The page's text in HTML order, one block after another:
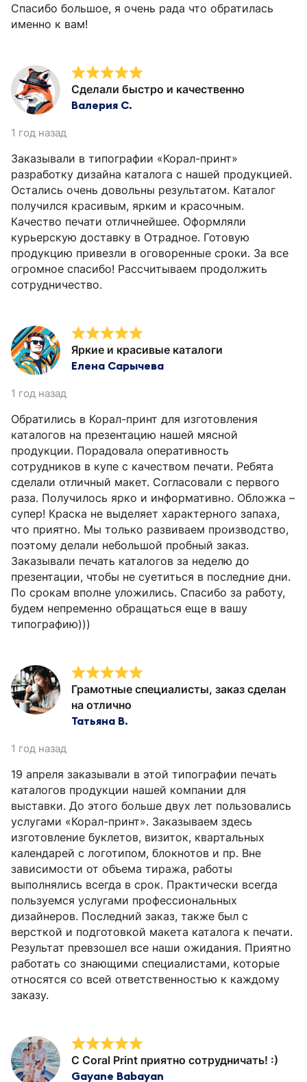
Спасибо большое, я очень рада что обратилась
именно к вам!
Сделали быстро и качественно
Валерия С.
1 год назад
Заказывали в типографии «Корал-принт»
разработку дизайна каталога с нашей продукцией.
Остались очень довольны результатом. Каталог
получился красивым, ярким и красочным.
Качество печати отличнейшее. Оформляли
курьерскую доставку в Отрадное. Готовую
продукцию привезли в оговоренные сроки. За все
огромное спасибо! Рассчитываем продолжить
сотрудничество.
Яркие и красивые каталоги
Елена Сарычева
1 год назад
Обратились в Корал-принт для изготовления
каталогов на презентацию нашей мясной
продукции. Порадовала оперативность
сотрудников в купе с качеством печати. Ребята
сделали отличный макет. Согласовали с первого
раза. Получилось ярко и информативно. Обложка –
супер! Краска не выделяет характерного запаха,
что приятно. Мы только развиваем производство,
поэтому делали небольшой пробный заказ.
Заказывали печать каталогов за неделю до
презентации, чтобы не суетиться в последние дни.
По срокам вполне уложились. Спасибо за работу,
будем непременно обращаться еще в вашу
типографию)))
Грамотные специалисты, заказ сделан
на отлично
Татьяна В.
1 год назад
19 апреля заказывали в этой типографии печать
каталогов продукции нашей компании для
выставки. До этого больше двух лет пользовались
услугами «Корал-принт». Заказываем здесь
изготовление буклетов, визиток, квартальных
календарей с логотипом, блокнотов и пр. Вне
зависимости от объема тиража, работы
выполнялись всегда в срок. Практически всегда
пользуемся услугами профессиональных
дизайнеров. Последний заказ, также был с
версткой и подготовкой макета каталога к печати.
Результат превзошел все наши ожидания. Приятно
работать со знающими специалистами, которые
относятся со всей ответственностью к каждому
заказу.
С Coral Print приятно сотрудничать! :)
Gayane Babayan